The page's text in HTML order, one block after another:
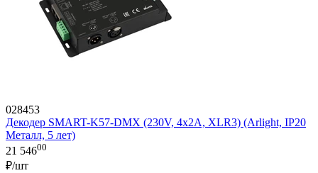
028453
Декодер SMART-K57-DMX (230V, 4x2A, XLR3) (Arlight, IP20
Металл, 5 лет)
21 54600
₽/шт